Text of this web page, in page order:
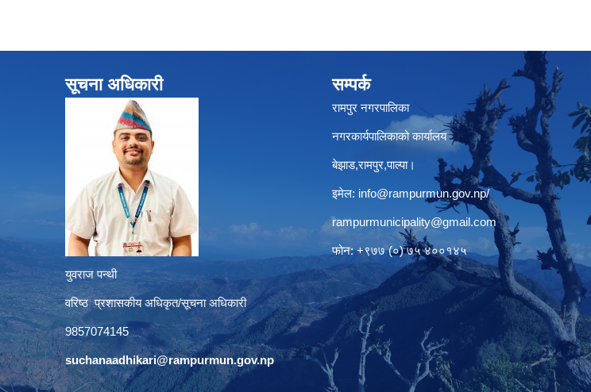
सूचना अधिकारी
युवराज पन्थी
वरिष्ठ प्रशासकीय अधिकृत/सूचना अधिकारी
9857074145
suchanaadhikari@rampurmun.gov.np
सम्पर्क
रामपुर नगरपालिका
नगरकार्यपालिकाको कार्यालय
बेझाड,रामपुर,पाल्पा।
इमेल: info@rampurmun.gov.np/
rampurmunicipality@gmail.com
फोन: +९७७ (०) ७५ ४००१४५